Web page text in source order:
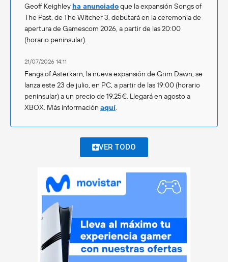
Geoff Keighley ha anunciadoque la expansión Songs of
The Past, de The Witcher 3, debutará en la ceremonia de
apertura de Gamescom 2026, a partir de las 20:00
(horario peninsular).
21/07/2026 14:11
Fangs of Asterkarn, la nueva expansión de Grim Dawn, se
lanza este 23 de julio, en PC, a partir de las 19:00 (horario
peninsular) a un precio de 19,25€. Llegará en agosto a
XBOX. Más información aquí.
VER TODO